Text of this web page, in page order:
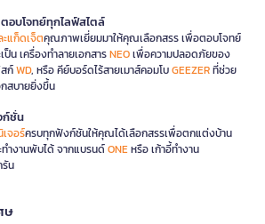
อบโจทย์ทุกไลฟ์สไตล์
ะแก็ดเจ็ตคุณภาพเยี่ยมมาให้คุณเลือกสรร เพื่อตอบโจทย์
น เครื่องทำลายเอกสารNEOเพื่อความปลอดภัยของ
ก์WD, หรือ คีย์บอร์ดไร้สายเมาส์คอมโบGEEZERที่ช่วย
สบายยิ่งขึ้น
ก์ชั่น
จอร์ครบทุกฟังก์ชันให้คุณได้เลือกสรรเพื่อตกแต่งบ้าน
ทำงานพับได้ จากแบรนด์ONEหรือ เก้าอี้ทำงาน
รัน
ษ